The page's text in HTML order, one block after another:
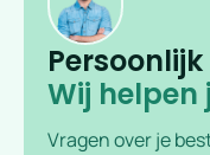
Wij helpen
Vragen over je